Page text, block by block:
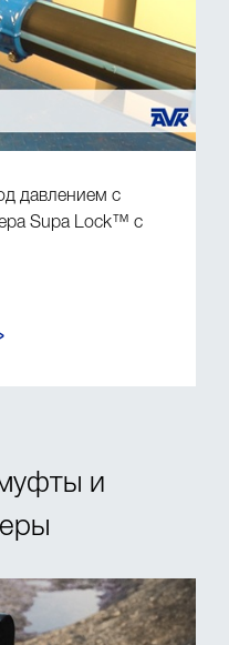
давлением с
Supa Lock™ с